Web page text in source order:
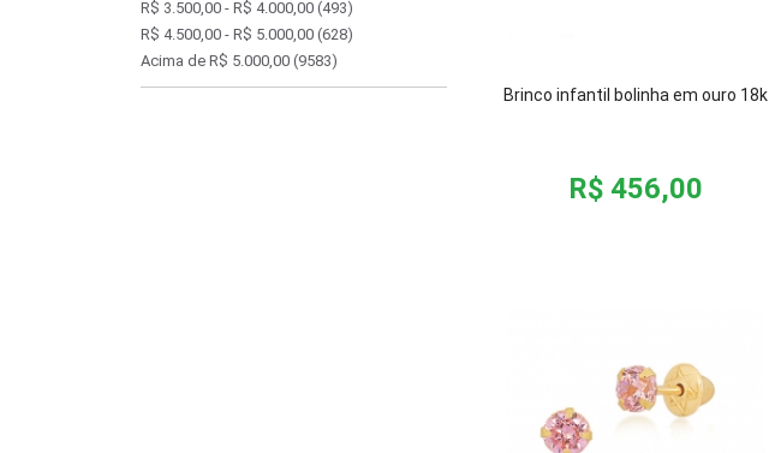
R$ 3.500,00 - R$ 4.000,00 (493)
R$ 4.500,00 - R$ 5.000,00 (628)
Acima de R$ 5.000,00 (9583)
Brinco infantil bolinha em ouro 18k
R$ 456,00